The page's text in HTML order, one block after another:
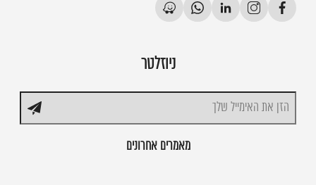
ניוזלטר
מאמרים אחרונים